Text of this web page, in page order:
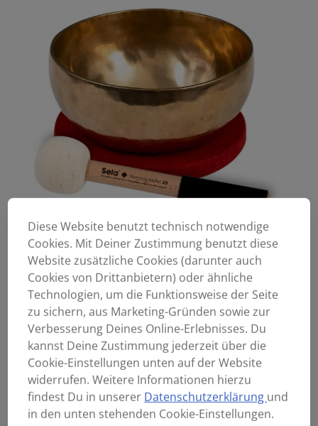
Diese Website benutzt technisch notwendige
Cookies. Mit Deiner Zustimmung benutzt diese
Website zusätzliche Cookies (darunter auch
Cookies von Drittanbietern) oder ähnliche
Technologien, um die Funktionsweise der Seite
zu sichern, aus Marketing-Gründen sowie zur
Verbesserung Deines Online-Erlebnisses. Du
kannst Deine Zustimmung jederzeit über die
Cookie-Einstellungen unten auf der Website
widerrufen. Weitere Informationen hierzu
findest Du in unserer Datenschutzerklärung und
in den unten stehenden Cookie-Einstellungen.